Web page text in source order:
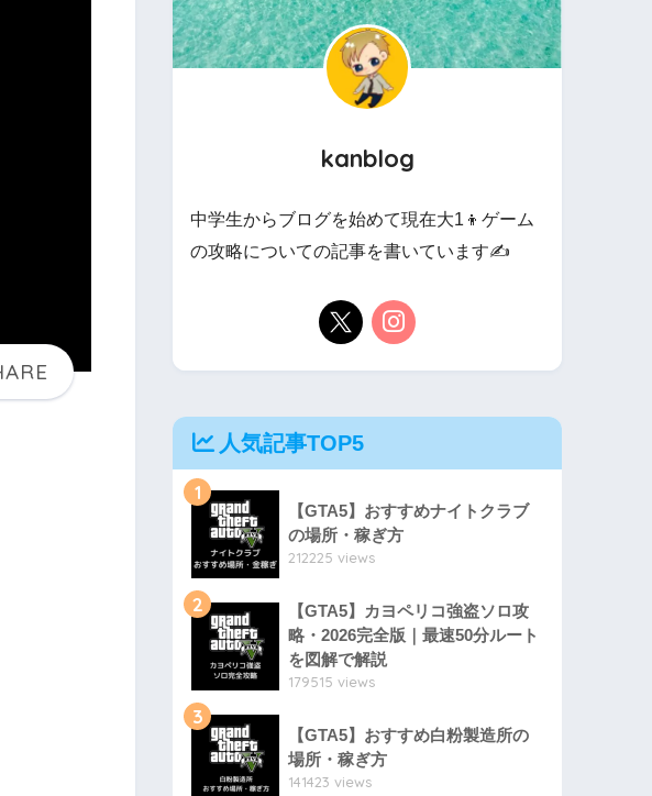
kanblog
中学生からブログを始めて現在大1👦ゲーム
の攻略についての記事を書いています✍️
人気記事TOP5
1
【GTA5】おすすめナイトクラブ
の場所・稼ぎ方
212225 views
2
【GTA5】カヨペリコ強盗ソロ攻
略・2026完全版｜最速50分ルート
を図解で解説
179515 views
3
【GTA5】おすすめ白粉製造所の
場所・稼ぎ方
141423 views